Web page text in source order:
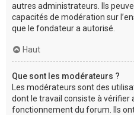
autres administrateurs. Ils
capacités de modération sur
que le fondateur a autorisé.
Haut
Que sont les modérateurs ?
Les modérateurs sont des
dont le travail consiste à vérifier
fonctionnement du forum. Ils